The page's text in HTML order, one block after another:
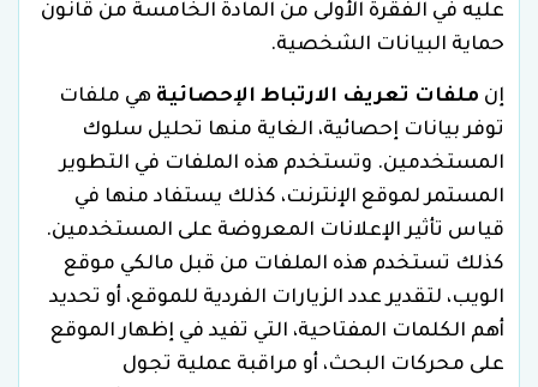
عليه في الفقرة الأولى من المادة الخامسة من قانون
حماية البيانات الشخصية.
إن ملفات تعريف الارتباط الإحصائية هي ملفات
توفر بيانات إحصائية، الغاية منها تحليل سلوك
المستخدمين. وتستخدم هذه الملفات في التطوير
المستمر لموقع الإنترنت، كذلك يستفاد منها في
قياس تأثير الإعلانات المعروضة على المستخدمين.
كذلك تستخدم هذه الملفات من قبل مالكي موقع
الويب، لتقدير عدد الزيارات الفردية للموقع، أو تحديد
أهم الكلمات المفتاحية، التي تفيد في إظهار الموقع
على محركات البحث، أو مراقبة عملية تجول